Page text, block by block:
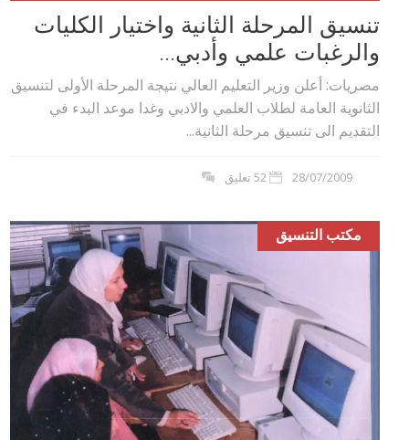
تنسيق المرحلة الثانية واختيار الكليات
والرغبات علمي وأدبي...
مصريات: أعلن وزير التعليم العالي نتيجة المرحلة الأولى لتنسيق
الثانوية العامة لطلاب العلمي والادبي وغدا موعد البدء في
التقديم الى تنسيق مرحلة الثانية...
28/07/2009 52 تعليق
مكتب التنسيق